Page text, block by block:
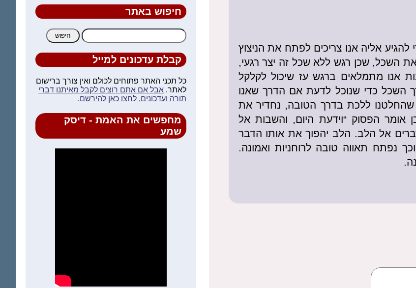
אליה אנו צריכים לפתח את הניצוץ
השכל, שכן רגש ללא שכל זה יצר רגעי,
אנו מתמלאים ברגש עז שיכול לקלקל
השכל כדי שנוכל לדעת אם הדרך שאנו
ללכת בדרך הטובה, נחדיר את
הפסוק “וידעת היום, והשבות אל
אל הלב. הלב יהפוך את אותו הדבר
נפתח תאווה טובה לרוחניות ואמונה.
חיפוש באתר
חיפוש:
קבלת עדכונים למייל
כל תכני האתר פתוחים לכולם ואין צורך ברישום
לאתר. אבל אם אתם רוצים לקבל מאיתנו דברי
תורה ועדכונים, לחצו כאן להירשם.
מחפשים את האמת - דיסק
שמע